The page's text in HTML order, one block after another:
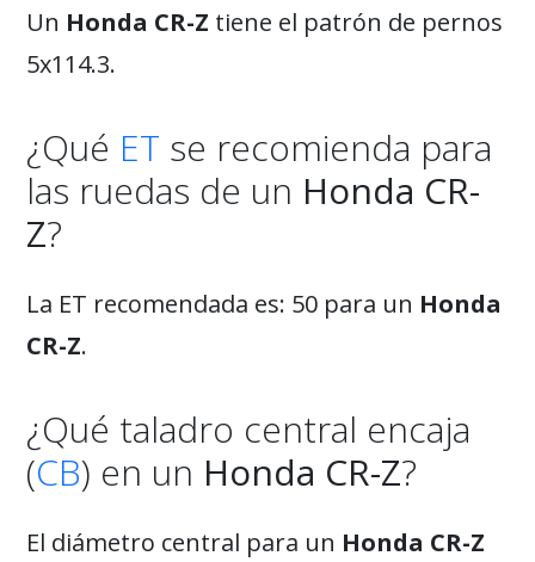
Un Honda CR-Z tiene el patrón de pernos
5x114.3.
¿Qué ET se recomienda para
las ruedas de un Honda CR-
Z?
La ET recomendada es: 50 para un Honda
CR-Z.
¿Qué taladro central encaja
(CB) en un Honda CR-Z?
El diámetro central para un Honda CR-Z